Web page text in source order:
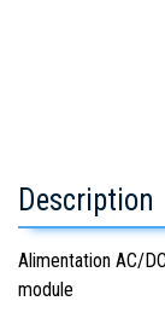
Description
Alimentation AC/
module